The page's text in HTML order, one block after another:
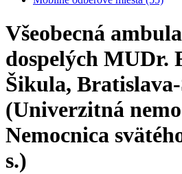
Všeobecná
dospelých MUDr.
Šikula,
(Univerzitná
Nemocnica
s.)